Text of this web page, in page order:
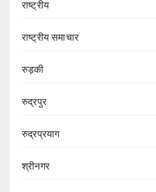
राष्ट्रीय
राष्ट्रीय समाचार
रुड़की
रुद्रपुर
रुद्रप्रयाग
श्रीनगर